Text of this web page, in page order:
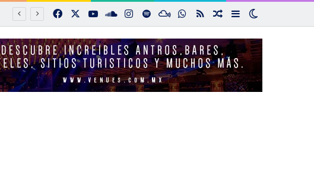
FacebookYouTubeSoundCloud
Instagram
SpotifyMixcloudWhatsApp
RSS Noticias aleatorias
Sidebar